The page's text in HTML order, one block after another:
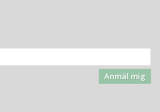
Anmäl mig